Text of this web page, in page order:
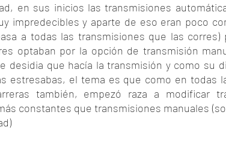
en sus inicios las transmisiones
impredecibles y aparte de eso eran poco
a todas las transmisiones que las
optaban por la opción de transmisión
desidia que hacía la transmisión y como su
estresabas, el tema es que como en todas
también, empezó raza a modificar
constantes que transmisiones manuales